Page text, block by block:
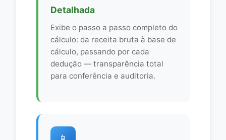
Detalhada
Exibe o passo a passo completo do
cálculo: da receita bruta à base de
cálculo, passando por cada
dedução — transparência total
para conferência e auditoria.